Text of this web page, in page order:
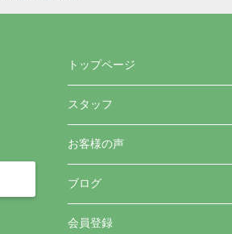
トップページ
スタッフ
お客様の声
ブログ
会員登録